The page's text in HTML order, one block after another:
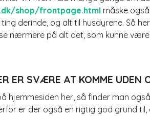
shop/frontpage.html måske
derinde, og alt til husdyrene. Så
se nærmere på alt det, som kunne
ER SVÆRE AT KOMME UDEN
hjemmesiden her, så finder man
er der også en rigtig god grund